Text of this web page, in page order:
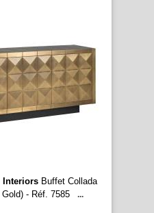
InteriorsBuffet Collada
- Réf. 7585
...